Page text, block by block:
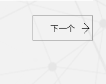
下一个